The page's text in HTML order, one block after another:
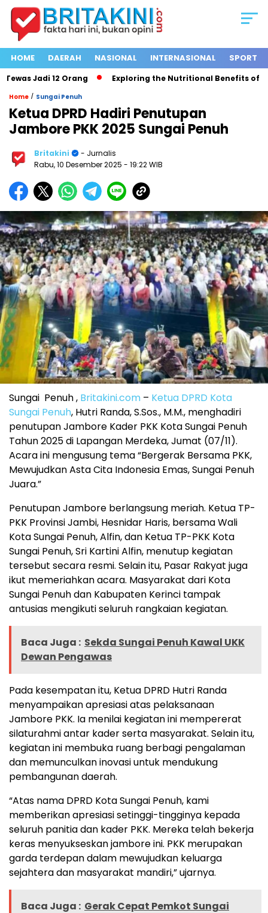
HOME DAERAH NASIONAL INTERNASIONAL SPORT
Jadi 12 Orang Exploring the Nutritional Benefits of
Home / Sungai Penuh
Ketua DPRD Hadiri Penutupan
Jambore PKK 2025 Sungai Penuh
Britakini
- Jurnalis
Rabu, 10 Desember 2025 - 19:22 WIB
Sungai Penuh , Britakini.com – Ketua DPRD Kota
Sungai Penuh, Hutri Randa, S.Sos., M.M., menghadiri
penutupan Jambore Kader PKK Kota Sungai Penuh
Tahun 2025 di Lapangan Merdeka, Jumat (07/11).
Acara ini mengusung tema “Bergerak Bersama PKK,
Mewujudkan Asta Cita Indonesia Emas, Sungai Penuh
Juara.”
Penutupan Jambore berlangsung meriah. Ketua TP-
PKK Provinsi Jambi, Hesnidar Haris, bersama Wali
Kota Sungai Penuh, Alfin, dan Ketua TP-PKK Kota
Sungai Penuh, Sri Kartini Alfin, menutup kegiatan
tersebut secara resmi. Selain itu, Pasar Rakyat juga
ikut memeriahkan acara. Masyarakat dari Kota
Sungai Penuh dan Kabupaten Kerinci tampak
antusias mengikuti seluruh rangkaian kegiatan.
Baca Juga : Sekda Sungai Penuh Kawal UKK
Dewan Pengawas
Pada kesempatan itu, Ketua DPRD Hutri Randa
menyampaikan apresiasi atas pelaksanaan
Jambore PKK. Ia menilai kegiatan ini mempererat
silaturahmi antar kader serta masyarakat. Selain itu,
kegiatan ini membuka ruang berbagi pengalaman
dan memunculkan inovasi untuk mendukung
pembangunan daerah.
“Atas nama DPRD Kota Sungai Penuh, kami
memberikan apresiasi setinggi-tingginya kepada
seluruh panitia dan kader PKK. Mereka telah bekerja
keras menyukseskan jambore ini. PKK merupakan
garda terdepan dalam mewujudkan keluarga
sejahtera dan masyarakat mandiri,” ujarnya.
Baca Juga : Gerak Cepat Pemkot Sungai